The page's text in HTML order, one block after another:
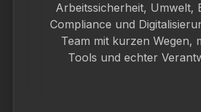
Arbeitssicherheit, Umwelt,
Compliance und
Team mit kurzen Wegen,
Tools und echter